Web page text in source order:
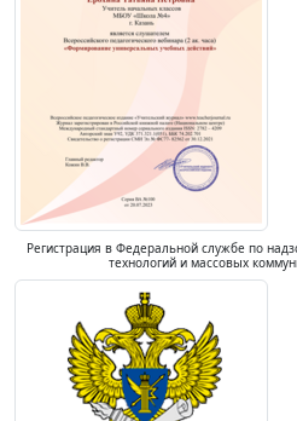
Регистрация в Федеральной службе по
технологий и массовых